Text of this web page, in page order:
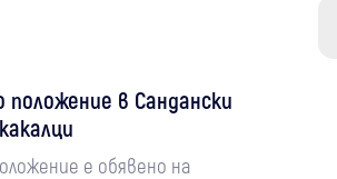
в Сандански
е обявено на